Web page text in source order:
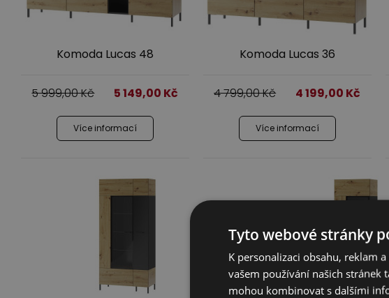
Komoda Lucas 48
5 999,00Kč 5 149,00 Kč
Více informací
Komoda Lucas 36
4 799,00Kč 4 199,00 Kč
Více informací
Tyto webové stránky
K personalizaci obsahu, reklam
vašem používání našich
mohou kombinovat s dalšími